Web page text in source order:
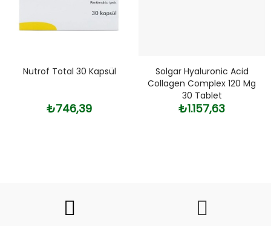
Nutrof Total 30 Kapsül
₺746,39
Solgar Hyaluronic Acid
Collagen Complex 120 Mg
30 Tablet
₺1.157,63